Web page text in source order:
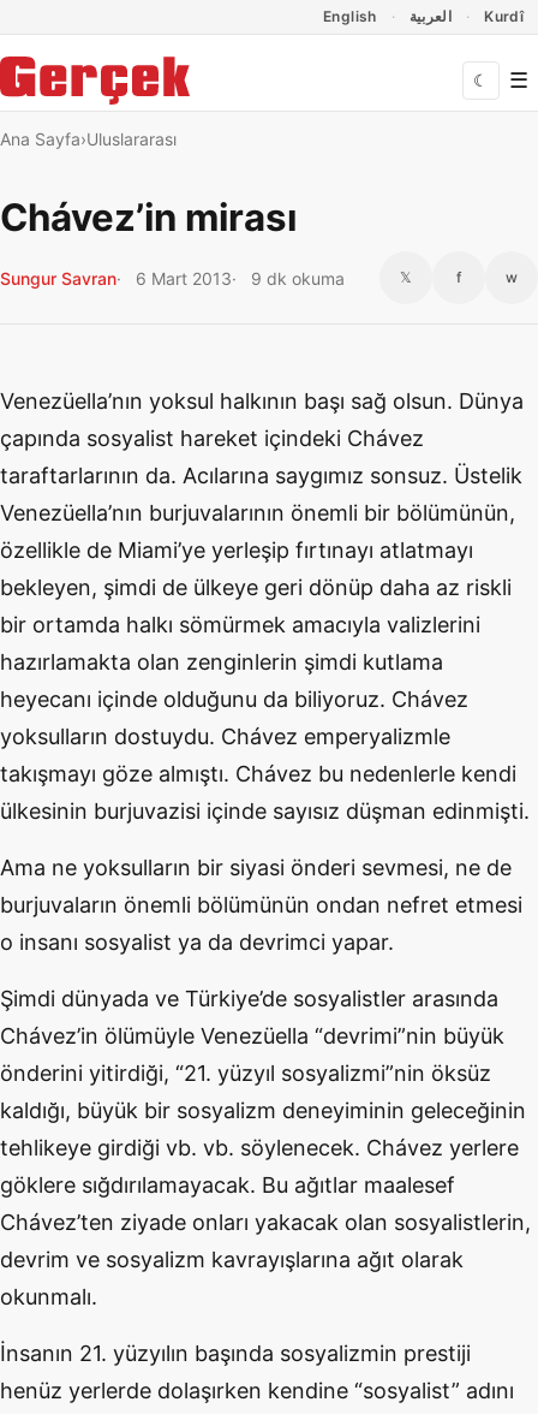
English العربية Kurdî
☾ ☰
Ana Sayfa Uluslararası
Chávez’in mirası
Sungur Savran 6 Mart 2013 9 dk okuma 𝕏 f w
Venezüella’nın yoksul halkının başı sağ olsun. Dünya
çapında sosyalist hareket içindeki Chávez
taraftarlarının da. Acılarına saygımız sonsuz. Üstelik
Venezüella’nın burjuvalarının önemli bir bölümünün,
özellikle de Miami’ye yerleşip fırtınayı atlatmayı
bekleyen, şimdi de ülkeye geri dönüp daha az riskli
bir ortamda halkı sömürmek amacıyla valizlerini
hazırlamakta olan zenginlerin şimdi kutlama
heyecanı içinde olduğunu da biliyoruz. Chávez
yoksulların dostuydu. Chávez emperyalizmle
takışmayı göze almıştı. Chávez bu nedenlerle kendi
ülkesinin burjuvazisi içinde sayısız düşman edinmişti.
Ama ne yoksulların bir siyasi önderi sevmesi, ne de
burjuvaların önemli bölümünün ondan nefret etmesi
o insanı sosyalist ya da devrimci yapar.
Şimdi dünyada ve Türkiye’de sosyalistler arasında
Chávez’in ölümüyle Venezüella “devrimi”nin büyük
önderini yitirdiği, “21. yüzyıl sosyalizmi”nin öksüz
kaldığı, büyük bir sosyalizm deneyiminin geleceğinin
tehlikeye girdiği vb. vb. söylenecek. Chávez yerlere
göklere sığdırılamayacak. Bu ağıtlar maalesef
Chávez’ten ziyade onları yakacak olan sosyalistlerin,
devrim ve sosyalizm kavrayışlarına ağıt olarak
okunmalı.
İnsanın 21. yüzyılın başında sosyalizmin prestiji
henüz yerlerde dolaşırken kendine “sosyalist” adını